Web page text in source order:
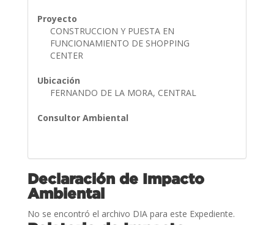
Proyecto
CONSTRUCCION Y PUESTA EN
FUNCIONAMIENTO DE SHOPPING
CENTER
Ubicación
FERNANDO DE LA MORA, CENTRAL
Consultor Ambiental
Declaración de Impacto
Ambiental
No se encontró el archivo DIA para este Expediente.